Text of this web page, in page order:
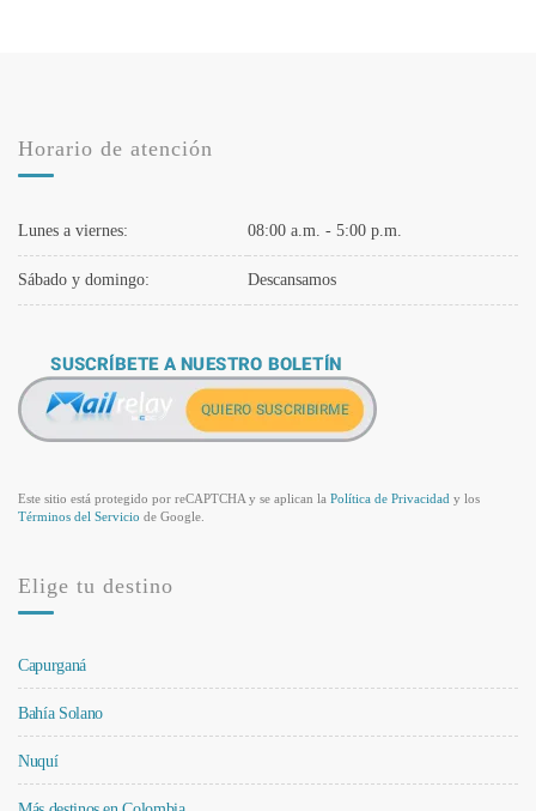
Horario de atención
Lunes a viernes: 08:00 a.m. - 5:00 p.m.
Sábado y domingo: Descansamos
Este sitio está protegido por reCAPTCHA y se aplican la Política de Privacidad y los
Términos del Servicio de Google.
Elige tu destino
Capurganá
Bahía Solano
Nuquí